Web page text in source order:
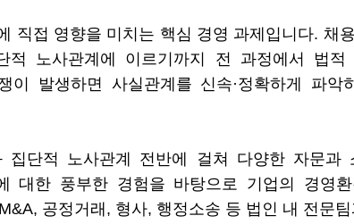
직접 영향을 미치는 핵심 경영 과제입니다. 채
적 노사관계에 이르기까지 전 과정에서 법
이 발생하면 사실관계를 신속·정확하게 파
집단적 노사관계 전반에 걸쳐 다양한 자문
대한 풍부한 경험을 바탕으로 기업의 경영
공정거래, 형사, 행정소송 등 법인 내 전문